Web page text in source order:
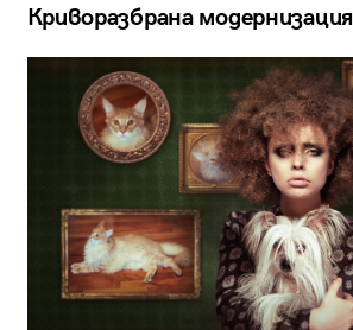
Криворазбрана модернизация